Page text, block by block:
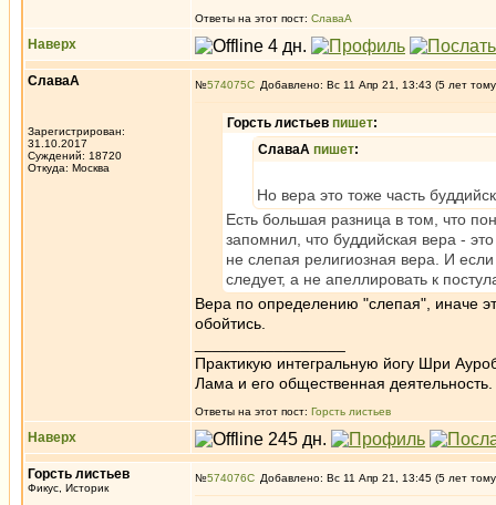
Ответы на этот пост: СлаваА
Наверх
СлаваА
Зарегистрирован:
31.10.2017
Суждений: 18720
Откуда: Москва
№574075 Добавлено: Вс 11 Апр 21, 13:43 (5 лет
Горсть листьев пишет:
СлаваА пишет:
Но вера это тоже часть
Есть большая разница в том, что
запомнил, что буддийская вера -
не слепая религиозная вера. И
следует, а не апеллировать к
Вера по определению "слепая", иначе
обойтись.
Практикую интегральную йогу Шри
Лама и его общественная деятельность.
Ответы на этот пост: Горсть листьев
Наверх
Горсть листьев
Фикус, Историк
№574076 Добавлено: Вс 11 Апр 21, 13:45 (5 лет